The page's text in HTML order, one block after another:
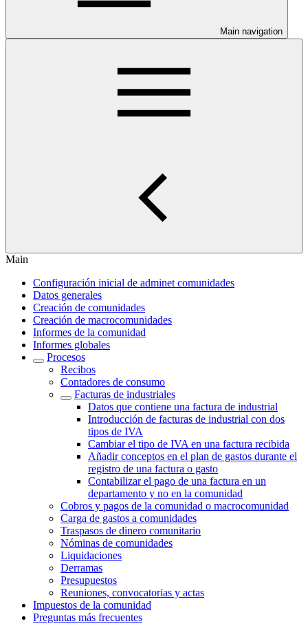
Main navigation
Main
Configuración inicial de adminet comunidades
Datos generales
Creación de comunidades
Creación de macrocomunidades
Informes de la comunidad
Informes globales
Procesos
Recibos
Contadores de consumo
Facturas de industriales
Datos que contiene una factura de industrial
Introducción de facturas de industrial con dos
tipos de IVA
Cambiar el tipo de IVA en una factura recibida
Añadir conceptos en el plan de gastos durante el
registro de una factura o gasto
Contabilizar el pago de una factura en un
departamento y no en la comunidad
Cobros y pagos de la comunidad o macrocomunidad
Carga de gastos a comunidades
Traspasos de dinero comunitario
Nóminas de comunidades
Liquidaciones
Derramas
Presupuestos
Reuniones, convocatorias y actas
Impuestos de la comunidad
Preguntas más frecuentes